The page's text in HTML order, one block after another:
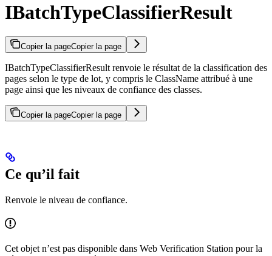
IBatchTypeClassifierResult
Copier la pageCopier la page
IBatchTypeClassifierResult renvoie le résultat de la classification des
pages selon le type de lot, y compris le ClassName attribué à une
page ainsi que les niveaux de confiance des classes.
Copier la pageCopier la page
Ce qu’il fait
Renvoie le niveau de confiance.
Cet objet n’est pas disponible dans Web Verification Station pour la